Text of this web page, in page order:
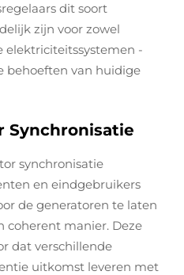
dit soort
zijn voor zowel
elektriciteitssystemen -
behoeften van huidige
Synchronisatie
synchronisatie
en eindgebruikers
de generatoren te laten
coherent manier. Deze
dat verschillende
uitkomst leveren met